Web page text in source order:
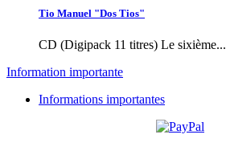
Tio Manuel "Dos Tios"
CD (Digipack 11 titres) Le sixième...
Information importante
Informations importantes